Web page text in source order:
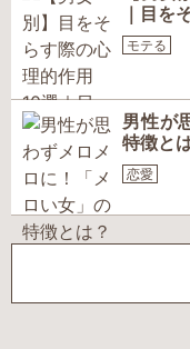
｜目を
モテる
男性が
特徴と
恋愛